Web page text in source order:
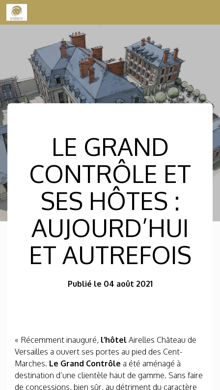
Skip to content
LE GRAND
CONTRÔLE ET
SES HÔTES :
AUJOURD’HUI
ET AUTREFOIS
Publié le 04 août 2021
« Récemment inauguré, l’hôtel Airelles Château de
Versailles a ouvert ses portes au pied des Cent-
Marches. Le Grand Contrôle a été aménagé à
destination d’une clientèle haut de gamme. Sans faire
de concessions, bien sûr, au détriment du caractère